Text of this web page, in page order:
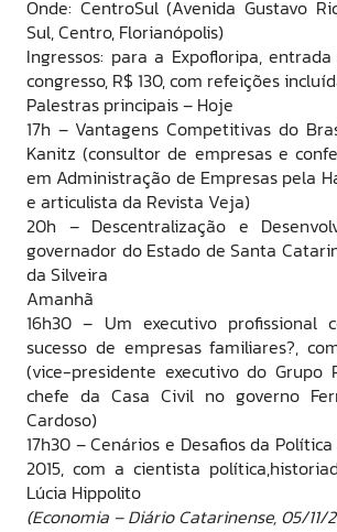
Onde: CentroSul (Avenida Gustavo
Sul, Centro, Florianópolis)
Ingressos: para a Expofloripa,
congresso, R$ 130, com refeições
Palestras principais – Hoje
17h – Vantagens Competitivas do
Kanitz (consultor de empresas e
em Administração de Empresas pela
e articulista da Revista Veja)
20h – Descentralização e
governador do Estado de Santa
da Silveira
Amanhã
16h30 – Um executivo profissional
sucesso de empresas familiares?,
(vice-presidente executivo do Grupo
chefe da Casa Civil no governo
Cardoso)
17h30 – Cenários e Desafios da
2015, com a cientista
Lúcia Hippolito
(Economia – Diário Catarinense, 05/11/